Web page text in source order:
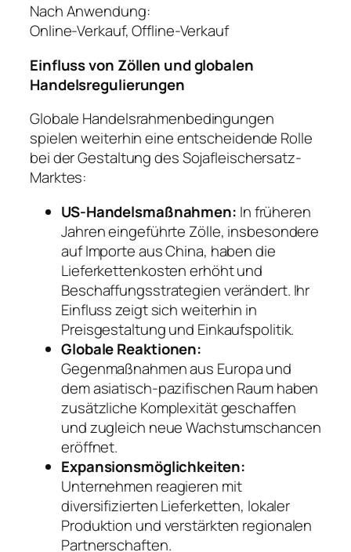
Nach Anwendung:
Online-Verkauf, Offline-Verkauf
Einfluss von Zöllen und globalen
Handelsregulierungen
Globale Handelsrahmenbedingungen
spielen weiterhin eine entscheidende Rolle
bei der Gestaltung des Sojafleischersatz-
Marktes:
US-Handelsmaßnahmen: In früheren
Jahren eingeführte Zölle, insbesondere
auf Importe aus China, haben die
Lieferkettenkosten erhöht und
Beschaffungsstrategien verändert. Ihr
Einfluss zeigt sich weiterhin in
Preisgestaltung und Einkaufspolitik.
Globale Reaktionen:
Gegenmaßnahmen aus Europa und
dem asiatisch-pazifischen Raum haben
zusätzliche Komplexität geschaffen
und zugleich neue Wachstumschancen
eröffnet.
Expansionsmöglichkeiten:
Unternehmen reagieren mit
diversifizierten Lieferketten, lokaler
Produktion und verstärkten regionalen
Partnerschaften.